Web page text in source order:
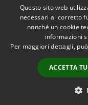
Accessibility
Privacy
Cookie
Sitemap
Questo sito web
necessari al corretto
nonché un cookie
informazioni
Per maggiori dettagli,
ACCETTA